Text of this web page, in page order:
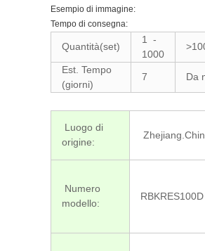
Esempio di immagine:
Tempo di consegna:
Quantità(set)
1
-
1000
Est. Tempo
(giorni)
7 Da
Luogo di
origine:
Numero
modello:
RBKRES100D